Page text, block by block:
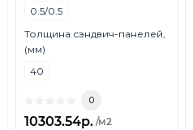
0.5/0.5
Толщина сэндвич-панелей,
(мм)
40
0
10303.54р. /м2